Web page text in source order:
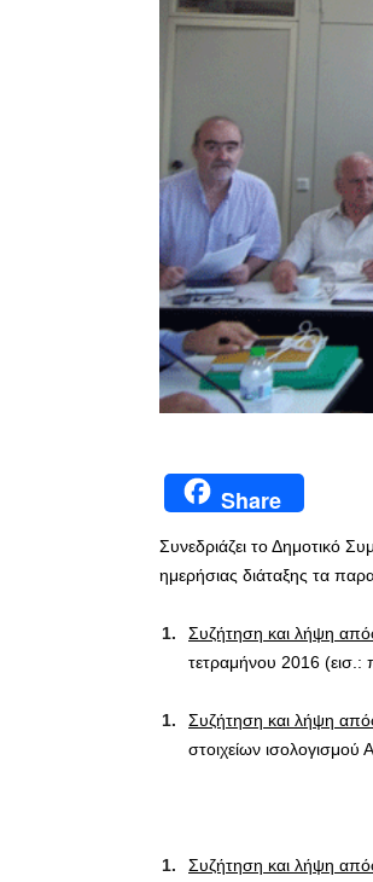
Share
Συνεδριάζει το Δημοτικό
ημερήσιας διάταξης τα
Συζήτηση και λήψη
τετραμήνου 2016 (εισ.:
Συζήτηση και λήψη
στοιχείων
Συζήτηση και λήψη